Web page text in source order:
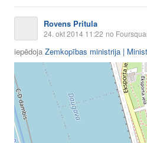
Rovens Pritula
24. okt 2014 11:22 no
iepēdoja Zemkopības ministrija |